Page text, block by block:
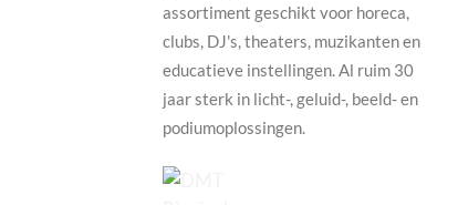
assortiment geschikt voor horeca,
clubs, DJ's, theaters, muzikanten en
educatieve instellingen. Al ruim 30
jaar sterk in licht-, geluid-, beeld- en
podiumoplossingen.